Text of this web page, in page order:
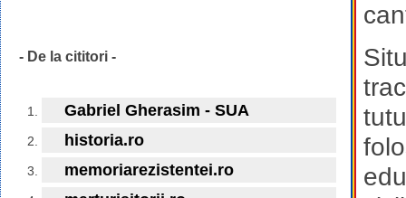
- De la cititori -
Gabriel Gherasim - SUA
historia.ro
memoriarezistentei.ro